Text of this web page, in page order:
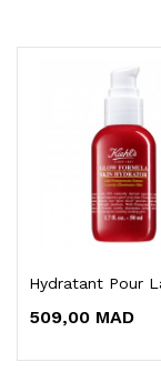
509,00 MAD